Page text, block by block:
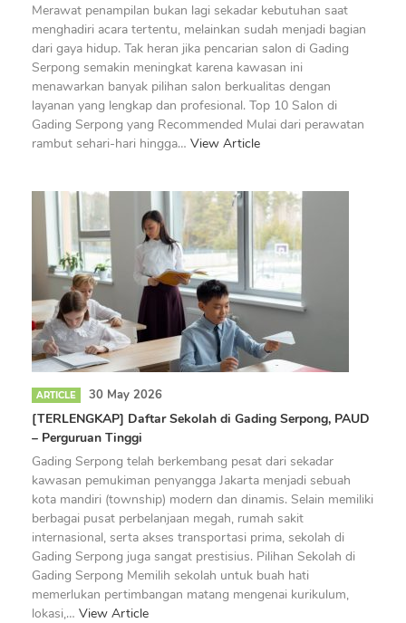
Merawat penampilan bukan lagi sekadar kebutuhan saat
menghadiri acara tertentu, melainkan sudah menjadi bagian
dari gaya hidup. Tak heran jika pencarian salon di Gading
Serpong semakin meningkat karena kawasan ini
menawarkan banyak pilihan salon berkualitas dengan
layanan yang lengkap dan profesional. Top 10 Salon di
Gading Serpong yang Recommended Mulai dari perawatan
rambut sehari-hari hingga… View Article
ARTICLE 30 May 2026
[TERLENGKAP] Daftar Sekolah di Gading Serpong, PAUD
– Perguruan Tinggi
Gading Serpong telah berkembang pesat dari sekadar
kawasan pemukiman penyangga Jakarta menjadi sebuah
kota mandiri (township) modern dan dinamis. Selain memiliki
berbagai pusat perbelanjaan megah, rumah sakit
internasional, serta akses transportasi prima, sekolah di
Gading Serpong juga sangat prestisius. Pilihan Sekolah di
Gading Serpong Memilih sekolah untuk buah hati
memerlukan pertimbangan matang mengenai kurikulum,
lokasi,… View Article